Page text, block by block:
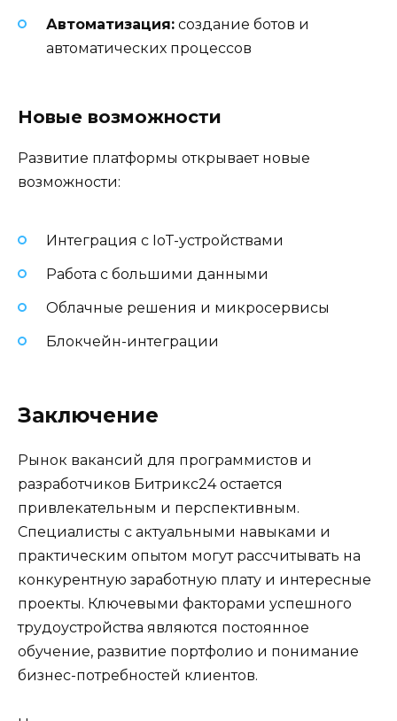
Автоматизация: создание ботов и
автоматических процессов
Новые возможности
Развитие платформы открывает новые
возможности:
Интеграция с IoT-устройствами
Работа с большими данными
Облачные решения и микросервисы
Блокчейн-интеграции
Заключение
Рынок вакансий для программистов и
разработчиков Битрикс24 остается
привлекательным и перспективным.
Специалисты с актуальными навыками и
практическим опытом могут рассчитывать на
конкурентную заработную плату и интересные
проекты. Ключевыми факторами успешного
трудоустройства являются постоянное
обучение, развитие портфолио и понимание
бизнес-потребностей клиентов.